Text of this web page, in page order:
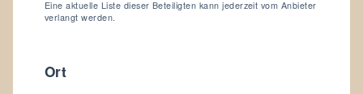
Eine aktuelle Liste dieser Beteiligten kann jederzeit vom Anbieter
verlangt werden.
Ort